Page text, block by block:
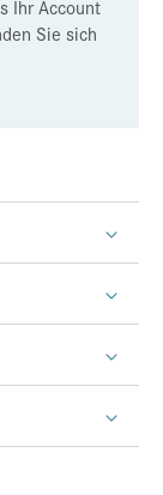
Ihr Account
Sie sich